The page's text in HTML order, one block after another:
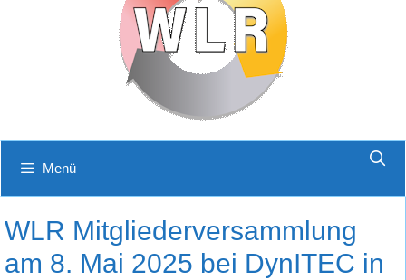
Menü
WLR Mitgliederversammlung
am 8. Mai 2025 bei DynITEC in